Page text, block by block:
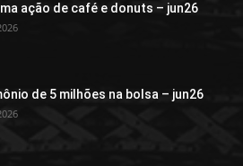
ação de café e donuts – jun26
de 5 milhões na bolsa – jun26